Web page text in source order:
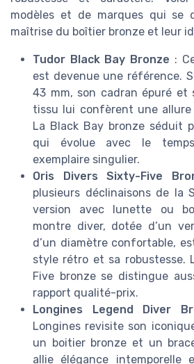
modèles et de marques qui se
maîtrise du boîtier bronze et leur
Tudor Black Bay Bronze :
est devenue une référence.
43 mm, son cadran épuré et
tissu lui confèrent une
La Black Bay bronze séduit
qui évolue avec le
exemplaire singulier.
Oris Divers Sixty-Five
plusieurs déclinaisons de la
version avec lunette ou
montre diver, dotée d’un
d’un diamètre confortable,
style rétro et sa robustesse.
Five bronze se distingue
rapport qualité-prix.
Longines Legend Diver
Longines revisite son
un boitier bronze et un
allie élégance intemporelle